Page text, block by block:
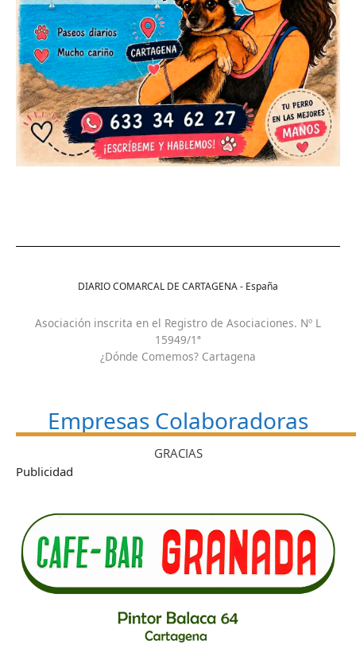
DIARIO COMARCAL DE CARTAGENA - España
Asociación inscrita en el Registro de Asociaciones. Nº L
15949/1ª
¿Dónde Comemos? Cartagena
Empresas Colaboradoras
GRACIAS
Publicidad